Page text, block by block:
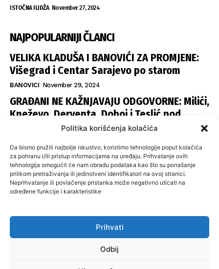
Politika korišćenja kolačića
Da bismo pružili najbolje iskustvo, koristimo tehnologije poput kolačića
za pohranu i/ili pristup informacijama na uređaju. Prihvatanje ovih
tehnologija omogućit će nam obradu podataka kao što su ponašanje
prilikom pretraživanja ili jedinstveni identifikatori na ovoj stranici.
Neprihvatanje ili povlačenje pristanka može negativno uticati na
određene funkcije i karakteristike
Prihvati
Odbij
ISTOČNA ILIDŽA November 27, 2024
NAJPOPULARNIJI ČLANCI
VELIKA KLADUŠA I BANOVIĆI ZA PROMJENE:
Višegrad i Centar Sarajevo po starom
BANOVICI November 29, 2024
GRAĐANI NE KAŽNJAVAJU ODGOVORNE: Milići,
Kneževo, Derventa, Doboj i Teslić pod
šapom istih stranaka
SNSD UČVRSTIO VLAST U ISTOČNOM
SARAJEVU: Opoziciji dvije opštine, slijedi
raspodjela funkcija
ISTOČNA ILIDŽA
Politika privatnosti
Impresum